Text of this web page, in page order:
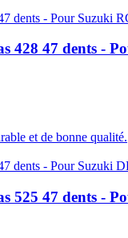
428 47 dents -
et de bonne qualité.
525 47 dents -